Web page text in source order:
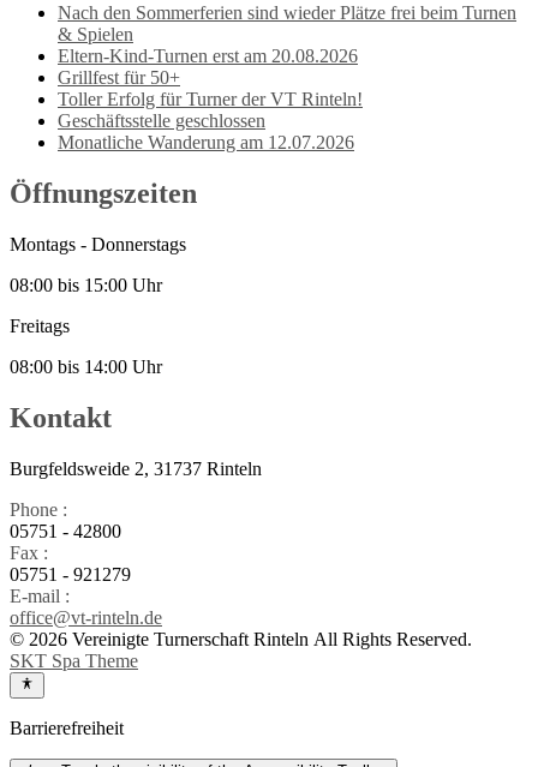
Nach den Sommerferien sind wieder Plätze frei beim Turnen
& Spielen
Eltern-Kind-Turnen erst am 20.08.2026
Grillfest für 50+
Toller Erfolg für Turner der VT Rinteln!
Geschäftsstelle geschlossen
Monatliche Wanderung am 12.07.2026
Öffnungszeiten
Montags - Donnerstags
08:00 bis 15:00 Uhr
Freitags
08:00 bis 14:00 Uhr
Kontakt
Burgfeldsweide 2, 31737 Rinteln
Phone :
05751 - 42800
Fax :
05751 - 921279
E-mail :
office@vt-rinteln.de
© 2026 Vereinigte Turnerschaft Rinteln All Rights Reserved.
SKT Spa Theme
Barrierefreiheit